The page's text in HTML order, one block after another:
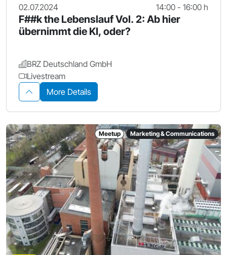
02.07.2024 14:00 - 16:00 h
F##k the Lebenslauf Vol. 2: Ab hier
übernimmt die KI, oder?
BRZ Deutschland GmbH
Livestream
More Details
Meetup Marketing & Communications